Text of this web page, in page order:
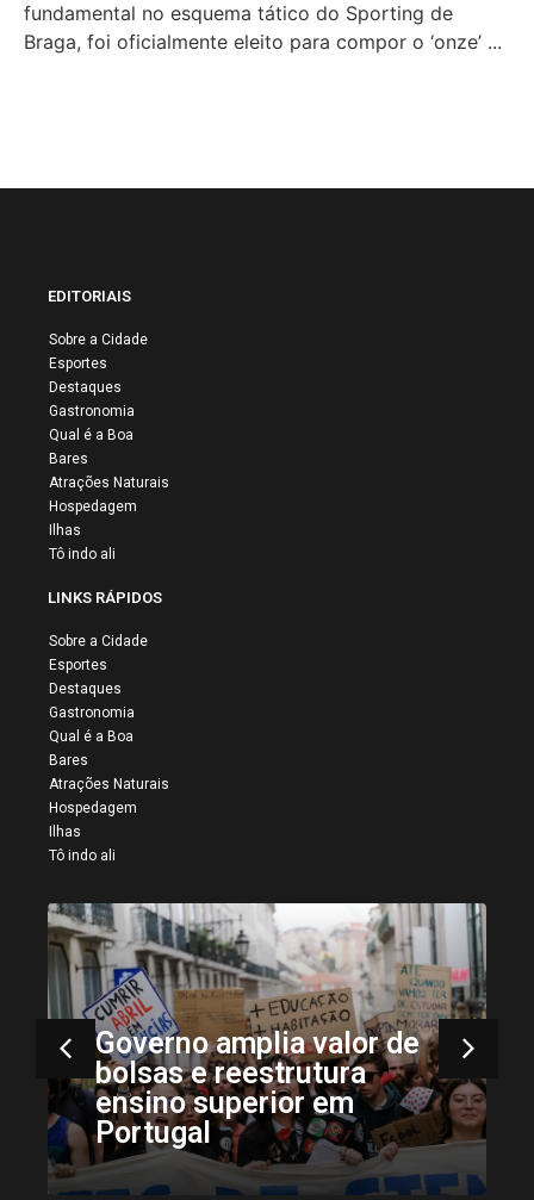
fundamental no esquema tático do Sporting de
Braga, foi oficialmente eleito para compor o ‘onze’ ...
EDITORIAIS
Sobre a Cidade
Esportes
Destaques
Gastronomia
Qual é a Boa
Bares
Atrações Naturais
Hospedagem
Ilhas
Tô indo ali
LINKS RÁPIDOS
Sobre a Cidade
Esportes
Destaques
Gastronomia
Qual é a Boa
Bares
Atrações Naturais
Hospedagem
Ilhas
Tô indo ali
Governo amplia valor de
bolsas e reestrutura
ensino superior em
Portugal